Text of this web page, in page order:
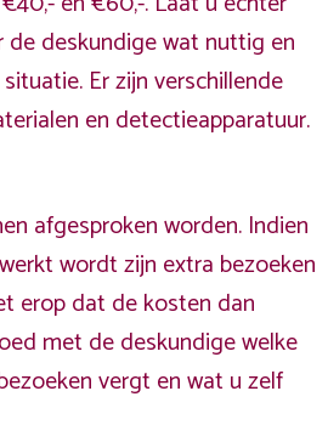
deskundige wat nuttig en
Er zijn verschillende
en detectieapparatuur.
afgesproken worden. Indien
wordt zijn extra bezoeken
erop dat de kosten dan
met de deskundige welke
vergt en wat u zelf